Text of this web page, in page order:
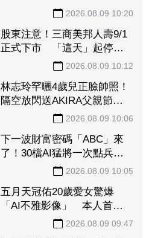
2026.08.09 10:20
股東注意！三商美邦人壽9/1
正式下市 「這天」起停止
交易、252名千張大戶還在場
林志玲罕曬4歲兒正臉帥照！
隔空放閃送AKIRA父親節禮
下一波財富密碼「ABC」來
了！30檔AI猛將一次點兵 3
化劑
五月天冠佑20歲愛女驚爆
「AI不雅影像」 本人首度